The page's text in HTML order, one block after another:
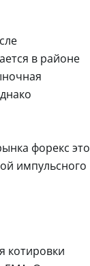
в районе
форекс это
импульсного
котировки